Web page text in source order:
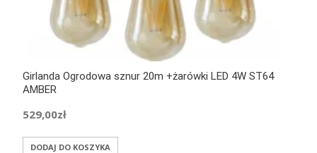
Girlanda Ogrodowa sznur 20m +żarówki LED 4W ST64
AMBER
529,00zł
DODAJ DO KOSZYKA